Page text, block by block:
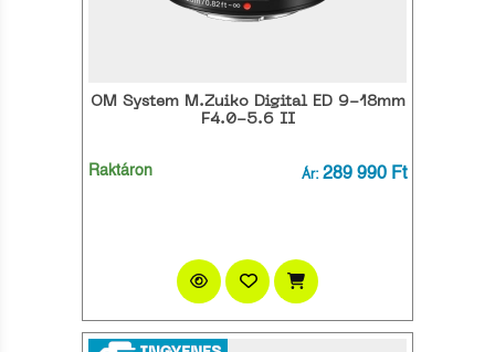
OM System M.Zuiko Digital ED 9-18mm
F4.0-5.6 II
Raktáron Ár: 289 990 Ft